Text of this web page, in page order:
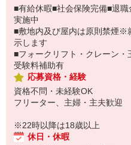
■有給休暇■社会保険完備■退
実施中
■敷地内及び屋内は原則禁煙※
示します
■フォークリフト・クレーン・
受験料補助有
応募資格・経験
資格不問・未経験OK
フリーター、主婦・主夫歓迎
※22時以降は18歳以上
休日・休暇